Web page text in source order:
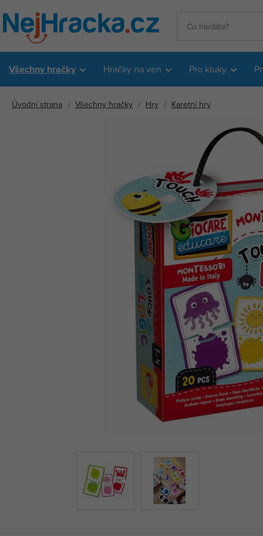
Všechny hračky Hračky na ven Pro kluky
Úvodní strana Všechny hračky Hry Karetní hry